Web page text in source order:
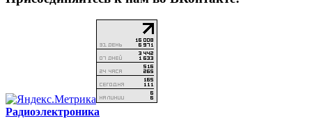
Радиоэлектроника